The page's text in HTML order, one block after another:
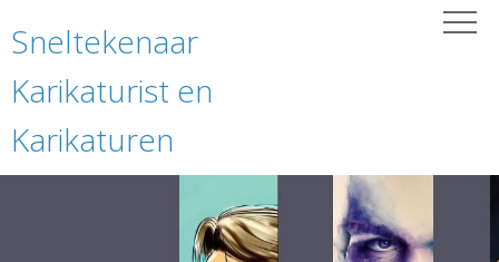
Sneltekenaar
Karikaturist en
Karikaturen